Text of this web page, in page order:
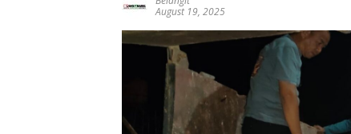
August 19, 2025